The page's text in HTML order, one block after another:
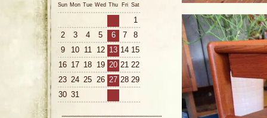
Sun Mon Tue Wed Thu Fri Sat
1
2
3 4 5 6 7
8
9
10 11 12 13 14 15
16 17 18 19 20 21 22
23 24 25 26 27 28 29
30 31